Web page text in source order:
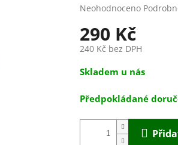
Průměrné
produktu
je
0,0
5
Neohodnoceno
290 Kč
240 Kč bez DPH
Měrná
cena:
Skladem u nás